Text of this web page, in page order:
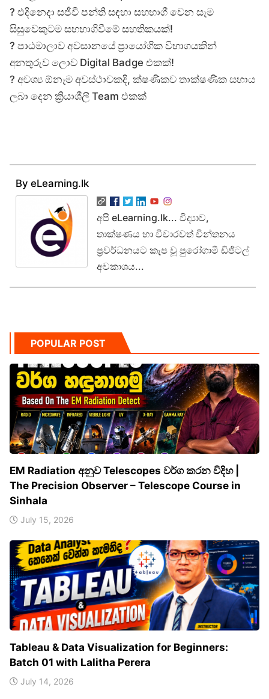
? එදිනෙදා සජීවී පන්ති සඳහා සහභාගී වෙන සෑම
සිසුවෙකුටම සහභාගිවීමේ සහතිකයක්!
? පාඨමාලාව අවසානයේ ප්‍රායෝගික විභාගයකින්
අනතුරුව ලොව Digital Badge එකක්!
? අවශ්‍ය ඕනෑම අවස්ථාවකදි, ක්ෂණිකව තාක්ෂණික සහාය
ලබා දෙන ක්‍රියාශීලී Team එකක්
By eLearning.lk
අපි eLearning.lk... විද්‍යාව,
තාක්ෂණය හා විචාරවත් චින්තනය
ප්‍රවර්ධනයට කැප වූ පුරෝගාමී ඩිජිටල්
අවකාශය...
POPULAR POST
EM Radiation අනුව Telescopes වර්ග කරන විදිහ |
The Precision Observer – Telescope Course in
Sinhala
July 15, 2026
Tableau & Data Visualization for Beginners:
Batch 01 with Lalitha Perera
July 14, 2026